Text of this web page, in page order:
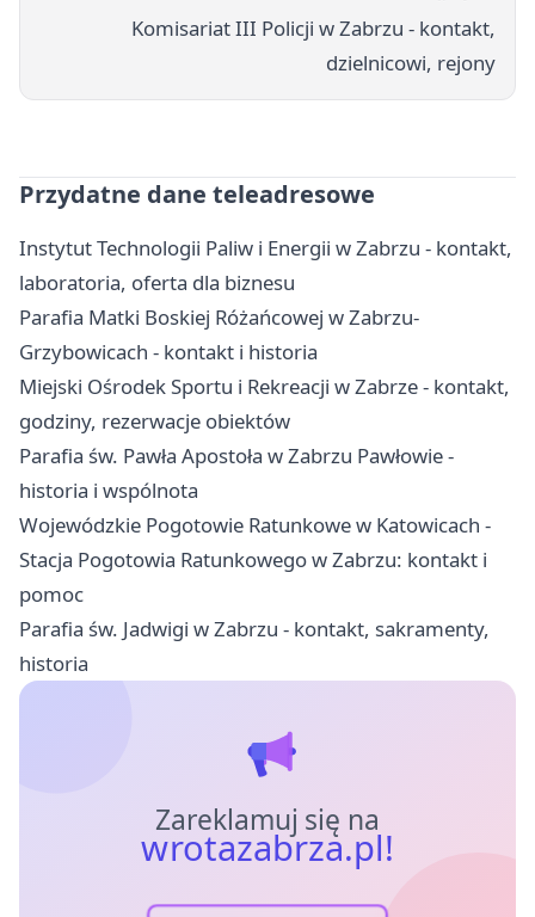
Komisariat III Policji w Zabrzu - kontakt,
dzielnicowi, rejony
Przydatne dane teleadresowe
Instytut Technologii Paliw i Energii w Zabrzu - kontakt,
laboratoria, oferta dla biznesu
Parafia Matki Boskiej Różańcowej w Zabrzu-
Grzybowicach - kontakt i historia
Miejski Ośrodek Sportu i Rekreacji w Zabrze - kontakt,
godziny, rezerwacje obiektów
Parafia św. Pawła Apostoła w Zabrzu Pawłowie -
historia i wspólnota
Wojewódzkie Pogotowie Ratunkowe w Katowicach -
Stacja Pogotowia Ratunkowego w Zabrzu: kontakt i
pomoc
Parafia św. Jadwigi w Zabrzu - kontakt, sakramenty,
historia
Zareklamuj się na
wrotazabrza.pl!